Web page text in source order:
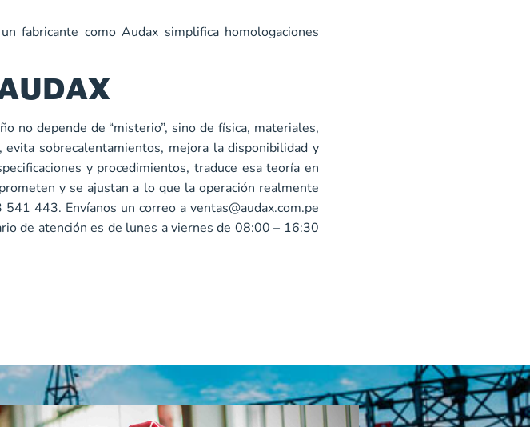
fabricante comoAudax simplifica homologaciones
no depende de “misterio”, sino de física, materiales,
sobrecalentamientos, mejora la disponibilidad y
y procedimientos, traduce esa teoría en
y se ajustan a lo que la operación realmente
541 443. Envíanos un correo aventas@audax.com.pe
de atención es de lunes a viernes de 08:00 – 16:30